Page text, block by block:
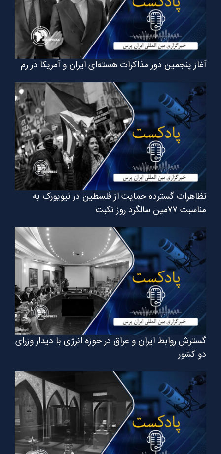
آغاز پنجمین دور مذاکرات هسته‌ای ایران و آمریکا در رم
تظاهرات گسترده حمایت از فلسطین در نیویورک به
مناسبت ۷۷مین سالگرد روز نکبت
گسترش روابط ایران و عراق در حوزه انرژی با دیدار وزرای
دو کشور